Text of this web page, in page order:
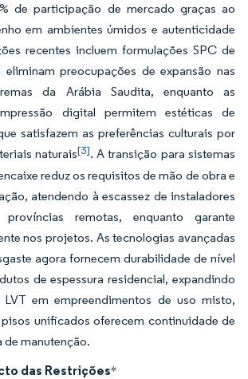
de participação de mercado graças ao
em ambientes úmidos e autenticidade
recentes incluem formulações SPC de
preocupações de expansão nas
da Arábia Saudita, enquanto as
digital permitem estéticas de
satisfazem as preferências culturais por
naturais[3]. A transição para sistemas
reduz os requisitos de mão de obra e
atendendo à escassez de instaladores
remotas, enquanto garante
nos projetos. As tecnologias avançadas
agora fornecem durabilidade de nível
de espessura residencial, expandindo
em empreendimentos de uso misto,
unificados oferecem continuidade de
manutenção.
das Restrições*